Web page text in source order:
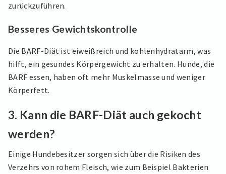
zurückzuführen.
Besseres Gewichtskontrolle
Die BARF-Diät ist eiweißreich und kohlenhydratarm, was
hilft, ein gesundes Körpergewicht zu erhalten. Hunde, die
BARF essen, haben oft mehr Muskelmasse und weniger
Körperfett.
3. Kann die BARF-Diät auch gekocht
werden?
Einige Hundebesitzer sorgen sich über die Risiken des
Verzehrs von rohem Fleisch, wie zum Beispiel Bakterien